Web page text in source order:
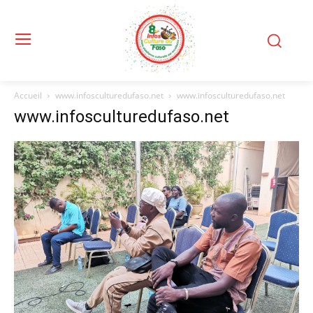
Accueil www.infosculturedufaso.net www.infosculturedufaso.net
www.infosculturedufaso.net